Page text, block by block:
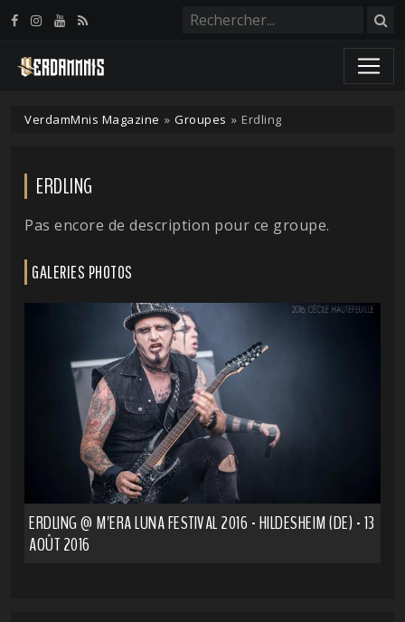
VerdamMnis Magazine » Groupes » Erdling
ERDLING
Pas encore de description pour ce groupe.
GALERIES PHOTOS
ERDLING @ M'ERA LUNA FESTIVAL 2016 - HILDESHEIM (DE) - 13
AOÛT 2016
Panneau de gestion des cookies